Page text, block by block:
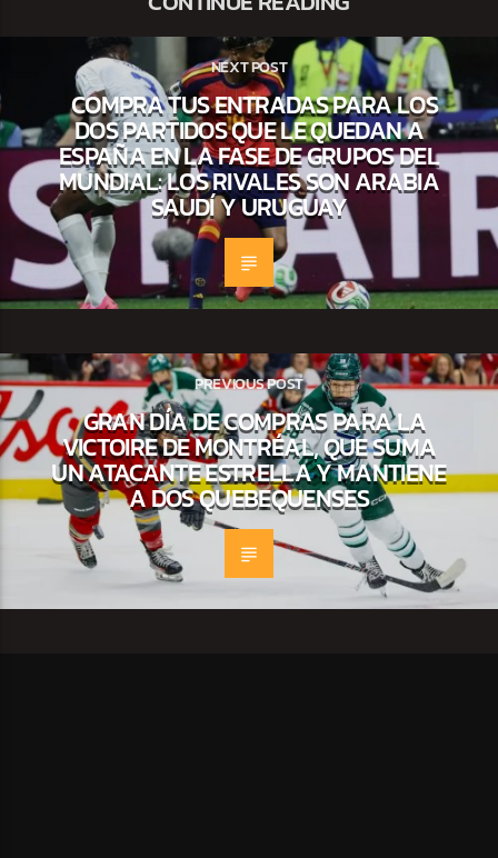
NEXT POST
COMPRA TUS ENTRADAS PARA LOS
DOS PARTIDOS QUE LE QUEDAN A
ESPAÑA EN LA FASE DE GRUPOS DEL
MUNDIAL: LOS RIVALES SON ARABIA
SAUDÍ Y URUGUAY
PREVIOUS POST
GRAN DÍA DE COMPRAS PARA LA
VICTOIRE DE MONTRÉAL, QUE SUMA
UN ATACANTE ESTRELLA Y MANTIENE
A DOS QUEBEQUENSES